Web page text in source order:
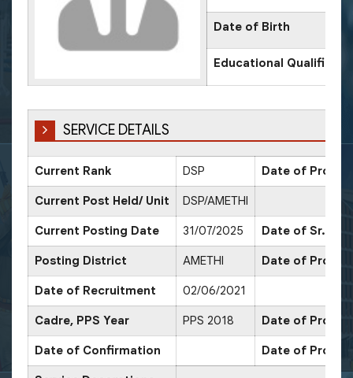
Date of Birth
Educational
SERVICE DETAILS
Current Rank DSP Date of
Current Post Held/ Unit DSP/AMETHI
Current Posting Date 31/07/2025 Date of Sr.
Posting District AMETHI Date of
Date of Recruitment 02/06/2021
Cadre, PPS Year PPS 2018 Date of
Date of Confirmation Date of